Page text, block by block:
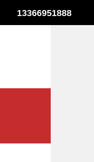
13366951888